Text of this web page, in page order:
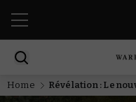
Home